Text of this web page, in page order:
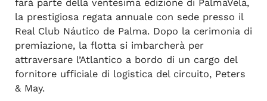
farà parte della ventesima edizione di PalmaVela,
la prestigiosa regata annuale con sede presso il
Real Club Náutico de Palma. Dopo la cerimonia di
premiazione, la flotta si imbarcherà per
attraversare l’Atlantico a bordo di un cargo del
fornitore ufficiale di logistica del circuito, Peters
& May.